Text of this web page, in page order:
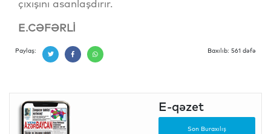
çıxışını asanlaşdırır.
E.CƏFƏRLİ
Paylaş: Baxılıb: 561 dəfə
E-qəzet
Son Buraxılış